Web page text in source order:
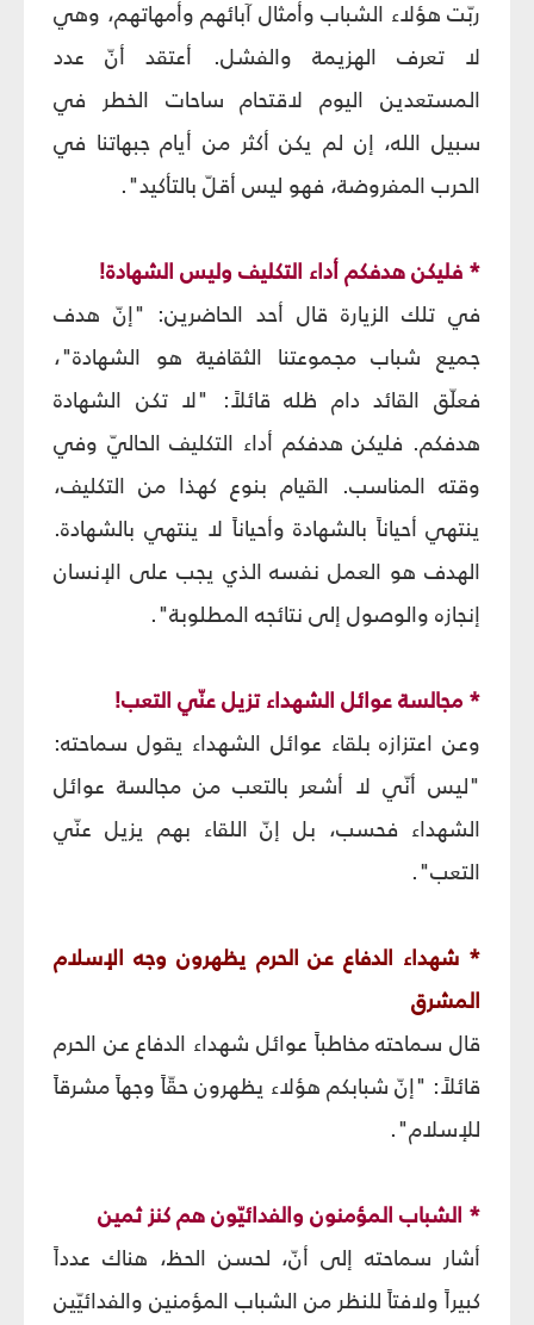
ربّت هؤلاء الشباب وأمثال آبائهم وأمهاتهم، وهي
لا تعرف الهزيمة والفشل. أعتقد أنّ عدد
المستعدين اليوم لاقتحام ساحات الخطر في
سبيل الله، إن لم يكن أكثر من أيام جبهاتنا في
الحرب المفروضة، فهو ليس أقلّ بالتأكيد".
* فليكن هدفكم أداء التكليف وليس الشهادة!
في تلك الزيارة قال أحد الحاضرين: "إنّ هدف
جميع شباب مجموعتنا الثقافية هو الشهادة"،
فعلّق القائد دام ظله قائلاً: "لا تكن الشهادة
هدفكم. فليكن هدفكم أداء التكليف الحاليّ وفي
وقته المناسب. القيام بنوع كهذا من التكليف،
ينتهي أحياناً بالشهادة وأحياناً لا ينتهي بالشهادة.
الهدف هو العمل نفسه الذي يجب على الإنسان
إنجازه والوصول إلى نتائجه المطلوبة".
* مجالسة عوائل الشهداء تزيل عنّي التعب!
وعن اعتزازه بلقاء عوائل الشهداء يقول سماحته:
"ليس أنّي لا أشعر بالتعب من مجالسة عوائل
الشهداء فحسب، بل إنّ اللقاء بهم يزيل عنّي
التعب".
* شهداء الدفاع عن الحرم يظهرون وجه الإسلام
المشرق
قال سماحته مخاطباً عوائل شهداء الدفاع عن الحرم
قائلاً: "إنّ شبابكم هؤلاء يظهرون حقّاً وجهاً مشرقاً
للإسلام".
* الشباب المؤمنون والفدائيّون هم كنز ثمين
أشار سماحته إلى أنّ، لحسن الحظ، هناك عدداً
كبيراً ولافتاً للنظر من الشباب المؤمنين والفدائيّين